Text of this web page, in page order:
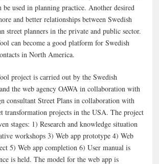
be used in planning practice. Another desired
and better relationships between Swedish
street planners in the private and public sector.
can become a good platform for Swedish
in North America.
project is carried out by the Swedish
the web agency OAWA in collaboration with
consultant Street Plans in collaboration with
transformation projects in the USA. The project
stages: 1) Research and knowledge situation
workshops 3) Web app prototype 4) Web
5) Web app completion 6) User manual is
is held. The model for the web app is